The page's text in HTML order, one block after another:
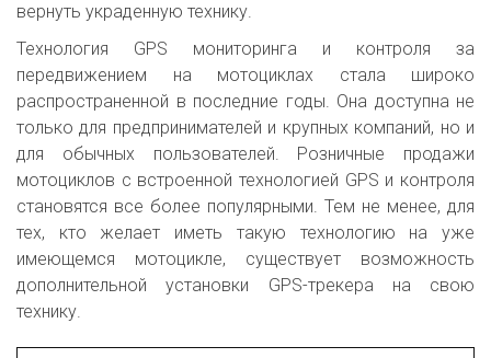
вернуть украденную технику.
Технология GPS мониторинга и контроля за
передвижением на мотоциклах стала широко
распространенной в последние годы. Она доступна не
только для предпринимателей и крупных компаний, но и
для обычных пользователей. Розничные продажи
мотоциклов с встроенной технологией GPS и контроля
становятся все более популярными. Тем не менее, для
тех, кто желает иметь такую технологию на уже
имеющемся мотоцикле, существует возможность
дополнительной установки GPS-трекера на свою
технику.